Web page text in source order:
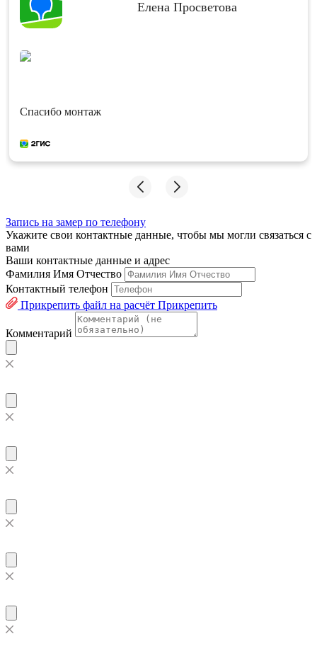
Елена Просветова
Спасибо монтаж
Запись на замер по телефону
Укажите свои контактные данные, чтобы мы могли связаться с
вами
Ваши контактные данные и адрес
Фамилия Имя Отчество
Контактный телефон
Прикрепить файл на расчёт Прикрепить
Комментарий